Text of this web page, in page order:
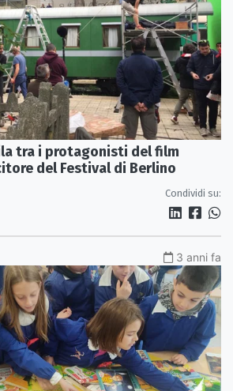
tra i protagonisti del film
del Festival di Berlino
Condividi su:
3 anni fa